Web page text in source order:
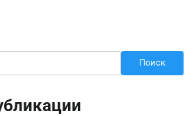
Поиск